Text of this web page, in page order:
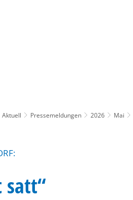
Aktuell Pressemeldungen 2026 Mai
satt“